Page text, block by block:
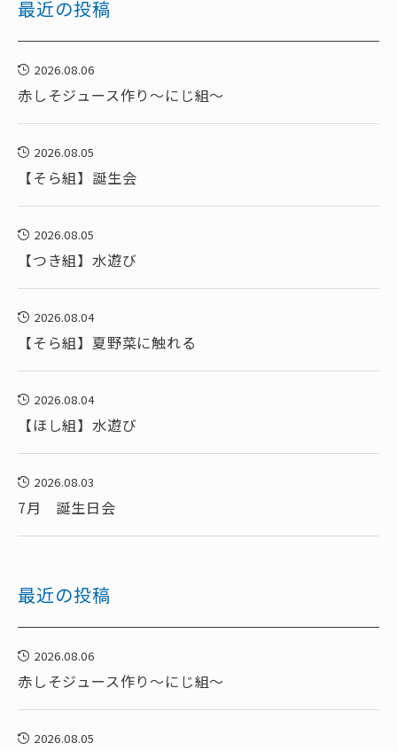
最近の投稿
2026.08.06
赤しそジュース作り～にじ組～
2026.08.05
【そら組】誕生会
2026.08.05
【つき組】水遊び
2026.08.04
【そら組】夏野菜に触れる
2026.08.04
【ほし組】水遊び
2026.08.03
7月 誕生日会
最近の投稿
2026.08.06
赤しそジュース作り～にじ組～
2026.08.05